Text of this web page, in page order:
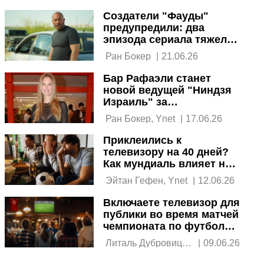
Создатели "Фауды"
предупредили: два
эпизода сериала тяжелы
для просмотра из-за
событий 7 октября
Ран Бокер | 21.06.26
Бар Рафаэли станет
новой ведущей "Ниндзя
Израиль" за
полмиллиона шекелей
Ран Бокер, Ynet | 17.06.26
Приклеились к
телевизору на 40 дней?
Как мундиаль влияет на
здоровье
Эйтан Гефен, Ynet 12.06.26
Включаете телевизор для
публики во время матчей
чемпионата по футболу?
Готовьтесь к иску
Литаль Дубровицки,
| 09.06.26